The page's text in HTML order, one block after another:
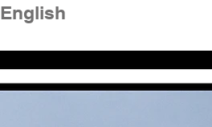
English